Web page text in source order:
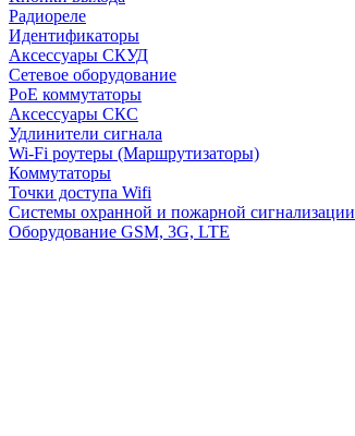
Радиореле
Идентификаторы
Аксессуары СКУД
Сетевое оборудование
PoE коммутаторы
Аксессуары СКС
Удлинители сигнала
Wi-Fi роутеры (Маршрутизаторы)
Коммутаторы
Точки доступа Wifi
Системы охранной и пожарной сигнализации
Оборудование GSM, 3G, LTE